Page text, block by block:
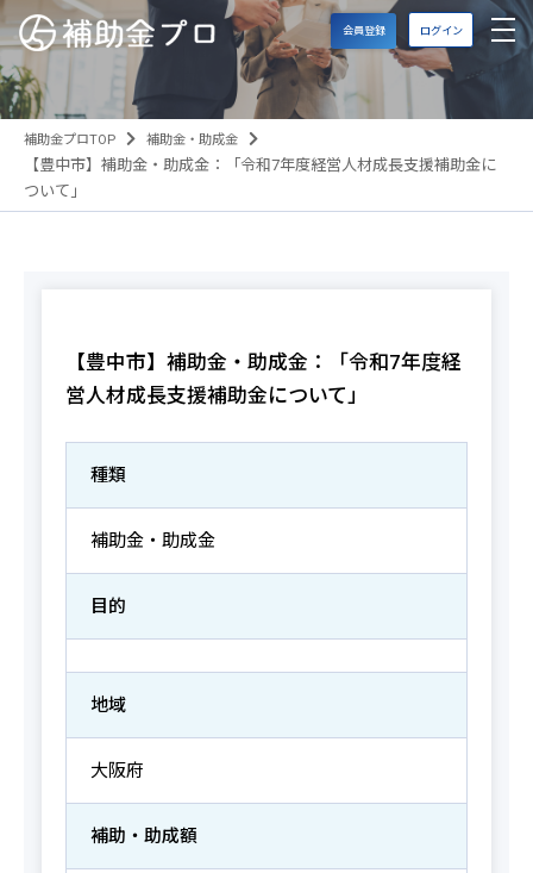
会員登録 ログイン
補助金プロTOP 補助金・助成金
【豊中市】補助金・助成金：「令和7年度経営人材成長支援補助金に
ついて」
【豊中市】補助金・助成金：「令和7年度経
営人材成長支援補助金について」
種類
補助金・助成金
目的
地域
大阪府
補助・助成額